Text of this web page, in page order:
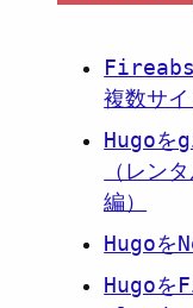
複数サ
Hugoを
（レン
編）
Hugo
Hugo